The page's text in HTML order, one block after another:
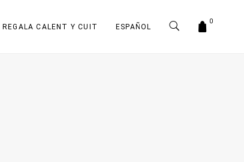
REGALA CALENT Y CUIT ESPAÑOL
0